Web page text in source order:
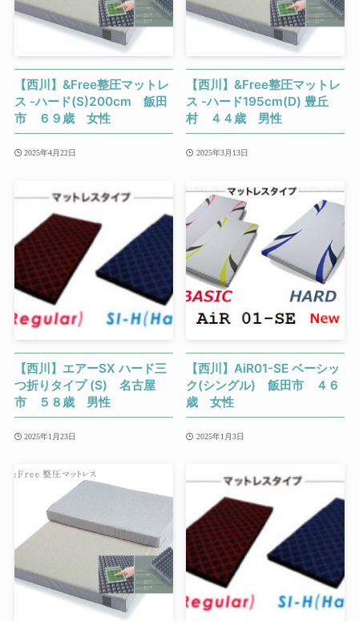
【西川】&Free整圧マットレ
ス -ハード(S)200cm 飯田
市 ６９歳 女性
2025年4月22日
【西川】&Free整圧マットレ
ス -ハード195cm(D) 豊丘
村 ４４歳 男性
2025年3月13日
【西川】エアーSX ハード三
つ折りタイプ (S) 名古屋
市 ５８歳 男性
2025年1月23日
【西川】AiR01-SE ベーシッ
ク(シングル) 飯田市 ４６
歳 女性
2025年1月3日